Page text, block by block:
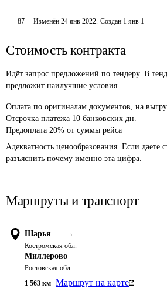
87 Изменён24 янв 2022. Создан 1 янв 1
Стоимость контракта
Идёт запрос предложений по тендеру. В
предложит наилучшие условия.
Оплата по оригиналам документов, на
Отсрочка платежа 10 банковских дн.
Предоплата 20% от суммы рейса
Адекватность ценообразования. Если даете
разъяснить почему именно эта цифра.
Маршруты и транспорт
Шарья →
Костромская обл.
Миллерово
Ростовская обл.
1 563 км Маршрут на карте